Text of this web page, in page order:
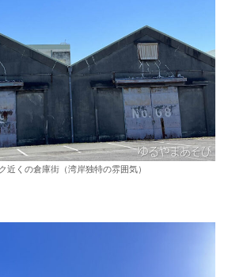
近くの倉庫街（湾岸独特の雰囲気）